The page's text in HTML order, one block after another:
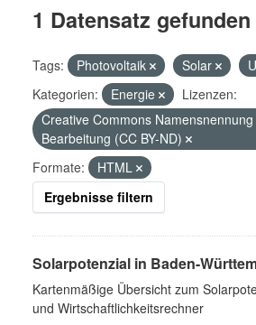
1 Datensatz gefunden
Tags: Photovoltaik Solar
Kategorien:
Energie
Lizenzen:
Creative Commons
Bearbeitung (CC BY-ND)
Formate:
HTML
Ergebnisse filtern
Solarpotenzial in Baden-
Kartenmäßige Übersicht zum
und Wirtschaftlichkeitsrechner